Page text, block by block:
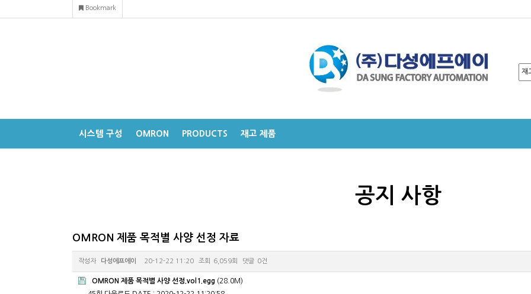
Bookmark
시스템 구성 OMRON PRODUCTS 재고 제품
공지 사항
OMRON 제품 목적별 사양 선정 자료
작성자 다성에프에이 20-12-22 11:20 조회 6,059회 댓글 0건
OMRON 제품 목적별 사양 선정.vol1.egg (28.0M)